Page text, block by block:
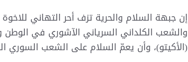
إن جبهة السلام والحرية تزف أحر التهاني
والشعب الكلداني السرياني الآشوري في
(الأكيتو)، وأن يعمّ السلام على الشعب السوري